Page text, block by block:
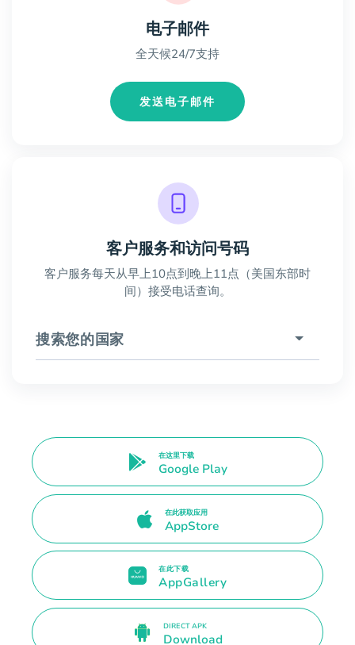
电子邮件
全天候24/7支持
发送电子邮件
客户服务和访问号码
客户服务每天从早上10点到晚上11点（美国东部时
间）接受电话查询。
搜索您的国家
在这里下载
Google Play
在此获取应用
AppStore
在此下载
AppGallery
DIRECT APK
Download